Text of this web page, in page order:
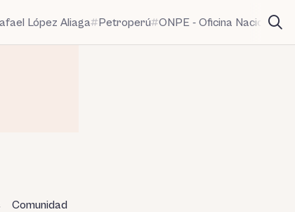
López Aliaga Petroperú ONPE - Oficina Nacional
Comunidad